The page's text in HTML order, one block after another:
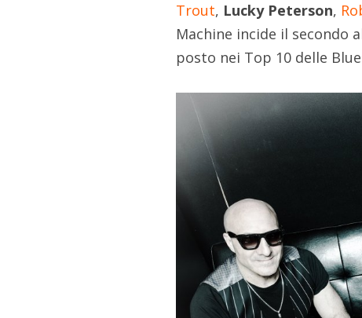
Trout, Lucky Peterson,
Machine incide il secondo
posto nei Top 10 delle